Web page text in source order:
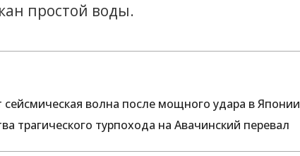
простой воды.
волна после мощного удара в Японии
трагического турпохода на Авачинский перевал